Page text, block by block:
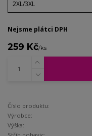
Nejsme plátci DPH
259 Kč/ks
Číslo produktu:
Výrobce:
Výška: